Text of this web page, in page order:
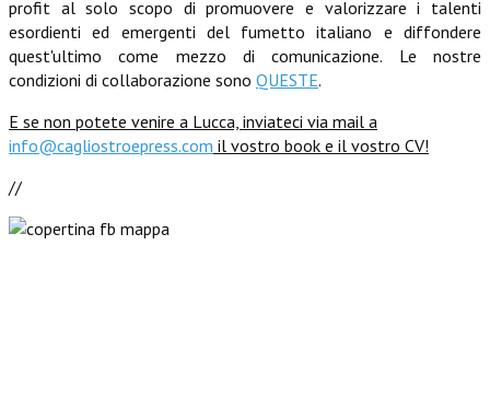
profit al solo scopo di promuovere e valorizzare i talenti
esordienti ed emergenti del fumetto italiano e diffondere
quest'ultimo come mezzo di comunicazione. Le nostre
condizioni di collaborazione sono QUESTE.
E se non potete venire a Lucca, inviateci via mail a
info@cagliostroepress.com il vostro book e il vostro CV!
//